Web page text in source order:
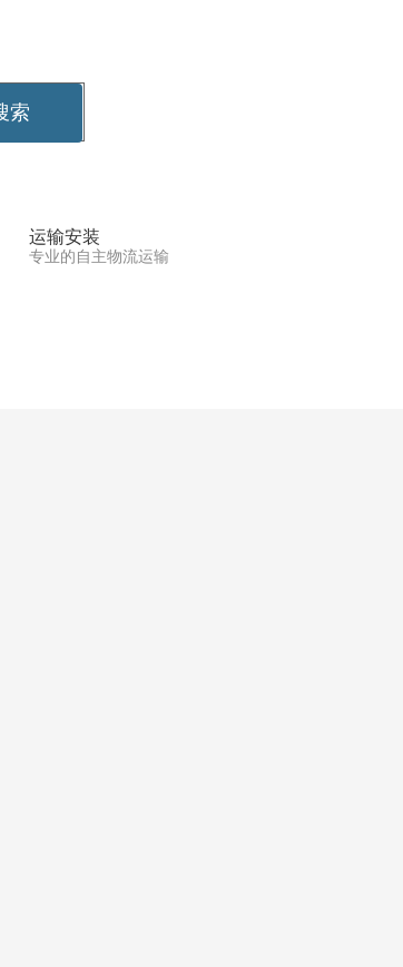
运输安装
专业的自主物流运输